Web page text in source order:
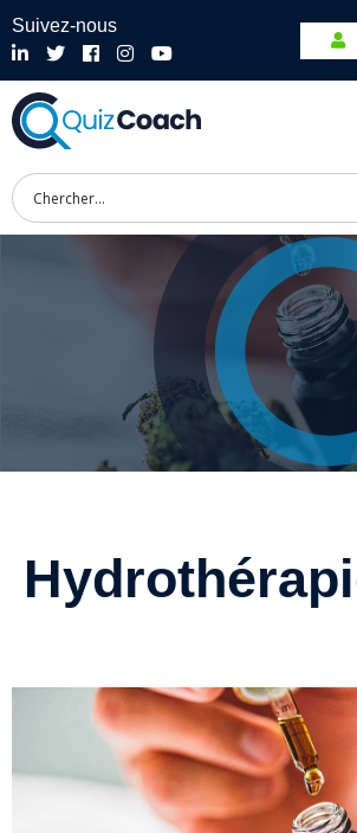
Suivez-nous